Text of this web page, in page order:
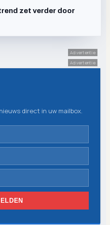
zet verder door
Advertentie
Advertentie
direct in uw mailbox.